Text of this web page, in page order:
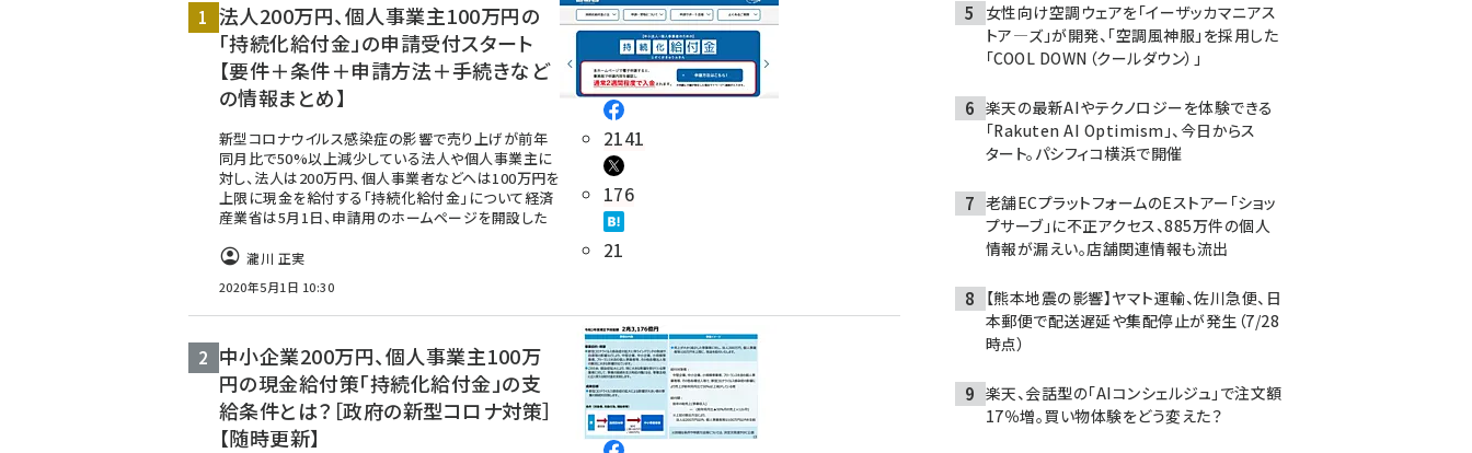
法人200万円、個人事業主100万円の
「持続化給付金」の申請受付スタート
【要件＋条件＋申請方法＋手続きなど
の情報まとめ】
新型コロナウイルス感染症の影響で売り上げが前年
同月比で50%以上減少している法人や個人事業主に
対し、法人は200万円、個人事業者などへは100万円を
上限に現金を給付する「持続化給付金」について経済
産業省は5月1日、申請用のホームページを開設した
瀧川 正実
2020年5月1日 10:30
2141
176
21
中小企業200万円、個人事業主100万
円の現金給付策「持続化給付金」の支
給条件とは？［政府の新型コロナ対策］
【随時更新】
女性向け空調ウェアを「イーザッカマニアス
トア―ズ」が開発、「空調風神服」を採用した
「COOL DOWN（クールダウン）」
楽天の最新AIやテクノロジーを体験できる
「Rakuten AI Optimism」、今日からス
タート。パシフィコ横浜で開催
老舗ECプラットフォームのEストアー「ショッ
プサーブ」に不正アクセス、885万件の個人
情報が漏えい。店舗関連情報も流出
【熊本地震の影響】ヤマト運輸、佐川急便、日
本郵便で配送遅延や集配停止が発生（7/28
時点）
楽天、会話型の「AIコンシェルジュ」で注文額
17％増。買い物体験をどう変えた？